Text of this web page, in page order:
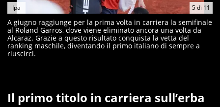
5di 11
Ipa
A giugno raggiunge per la prima volta in carriera la semifinale
al Roland Garros, dove viene eliminato ancora una volta da
Alcaraz. Grazie a questo risultato conquista la vetta del
ranking maschile, diventando il primo italiano di sempre a
riuscirci.
Il primo titolo in carriera sull’erba